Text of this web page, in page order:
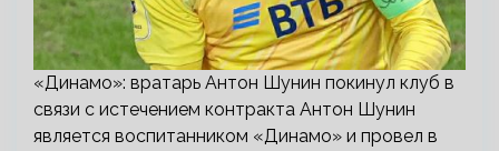
«Динамо»: вратарь Антон Шунин покинул клуб в
связи с истечением контракта Антон Шунин
является воспитанником «Динамо» и провел в